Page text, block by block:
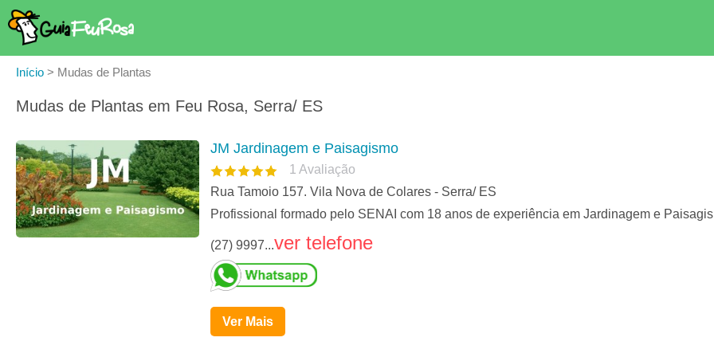
Início > Mudas de Plantas
Mudas de Plantas em Feu Rosa, Serra/ ES
JM Jardinagem e Paisagismo
1 Avaliação
Rua Tamoio 157. Vila Nova de Colares - Serra/ ES
Profissional formado pelo SENAI com 18 anos de experiência em Jardinagem e
(27) 9997...ver telefone
Ver Mais